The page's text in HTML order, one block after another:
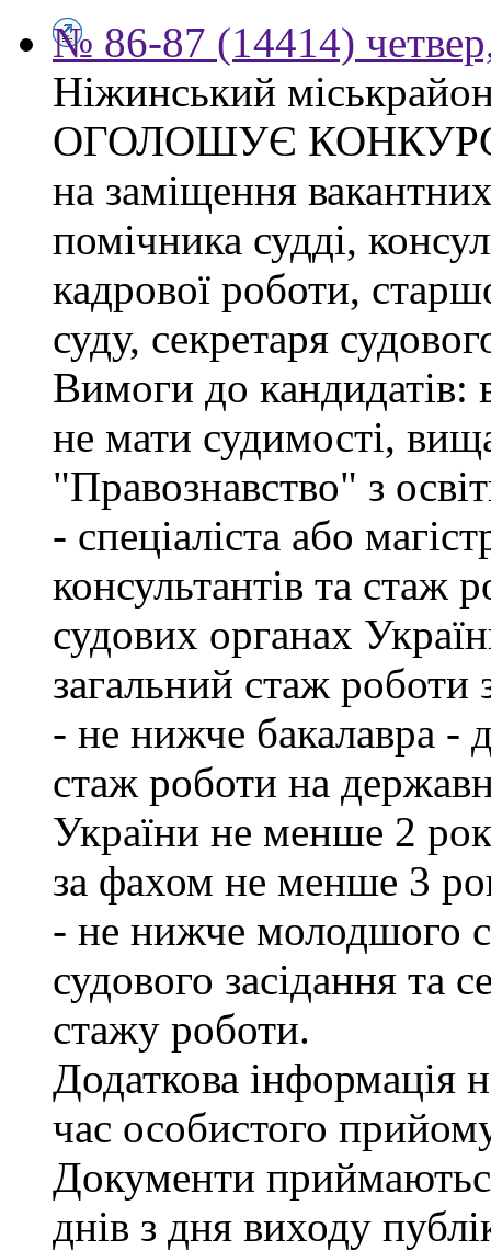
№ 86-87 (14414)
Ніжинський
ОГОЛОШУЄ
на заміщення
помічника судді,
кадрової роботи,
суду, секретаря
Вимоги до
не мати судимості,
"Правознавство" з
- спеціаліста або
консультантів та стаж
судових органах
загальний стаж
- не нижче бакалавра -
стаж роботи на
України не менше 2
за фахом не менше 3
- не нижче молодшого
судового засідання та
стажу роботи.
Додаткова інформація
час особистого
Документи
днів з дня виходу